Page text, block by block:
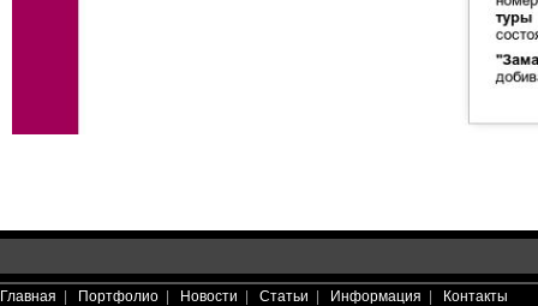
Главная | Портфолио | Новости | Статьи | Информация | Контакты